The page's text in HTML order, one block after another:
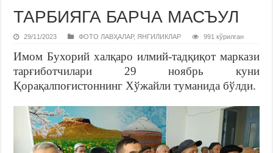
ТАРБИЯГА БАРЧА МАСЪУЛ
29/11/2023 ФОТО ЛАВҲАЛАР, ЯНГИЛИКЛАР 991 кўрилган
Имом Бухорий халқаро илмий-тадқиқот маркази
тарғиботчилари 29 ноябрь куни
Қорақалпоғистоннинг Хўжайли туманида бўлди.